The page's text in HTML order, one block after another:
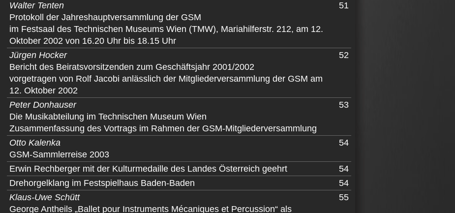
Walter Tenten
Protokoll der Jahreshauptversammlung der GSM
im Festsaal des Technischen Museums Wien (TMW), Mariahilferstr. 212, am 12.
Oktober 2002 von 16.20 Uhr bis 18.15 Uhr
51
Jürgen Hocker
Bericht des Beiratsvorsitzenden zum Geschäftsjahr 2001/2002
vorgetragen von Rolf Jacobi anlässlich der Mitgliederversammlung der GSM am
12. Oktober 2002
52
Peter Donhauser
Die Musikabteilung im Technischen Museum Wien
Zusammenfassung des Vortrags im Rahmen der GSM-Mitgliederversammlung
53
Otto Kalenka
GSM-Sammlerreise 2003
54
Erwin Rechberger mit der Kulturmedaille des Landes Österreich geehrt
54
Drehorgelklang im Festspielhaus Baden-Baden
54
Klaus-Uwe Schütt
George Antheils „Ballet pour Instruments Mécaniques et Percussion“ als
55